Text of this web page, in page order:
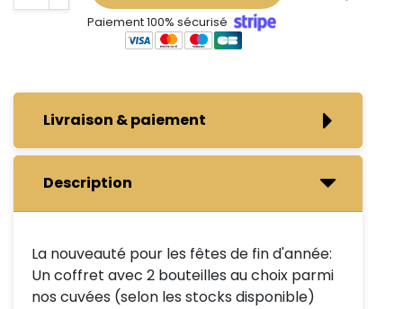
Paiement 100% sécurisé
Livraison & paiement
Description
La nouveauté pour les fêtes de fin d'année:
Un coffret avec 2 bouteilles au choix parmi
nos cuvées (selon les stocks disponible)